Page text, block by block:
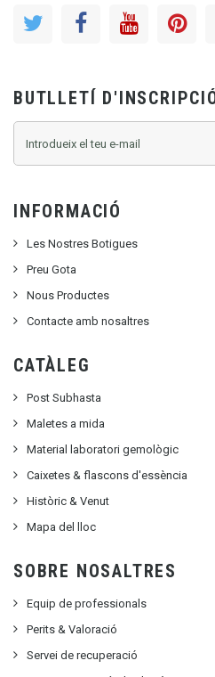
BUTLLETÍ
INFORMACIÓ
Les Nostres Botigues
Preu Gota
Nous Productes
Contacte amb nosaltres
CATÀLEG
Post Subhasta
Maletes a mida
Material laboratori gemològic
Caixetes & flascons d'essència
Històric & Venut
Mapa del lloc
SOBRE NOSALTRES
Equip de professionals
Perits & Valoració
Servei de recuperació